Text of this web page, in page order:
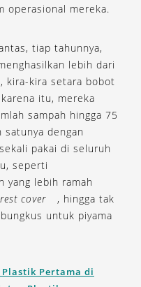
operasional mereka.
tiap tahunnya,
lebih dari
kira-kira setara bobot
itu, mereka
sampah hingga 75
satunya dengan
pakai di seluruh
seperti
yang lebih ramah
cover
, hingga tak
untuk piyama
Pertama di